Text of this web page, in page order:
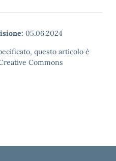
05.06.2024
questo articolo è
Commons